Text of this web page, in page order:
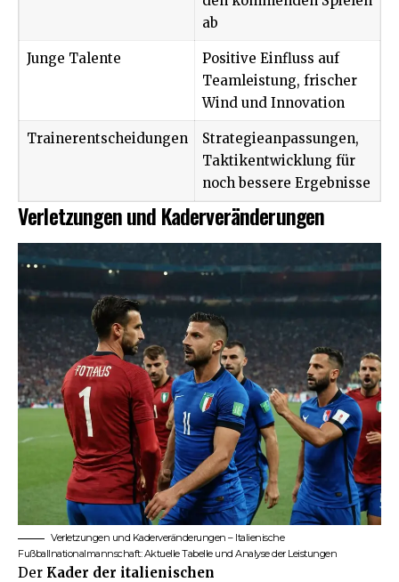
ab
Junge Talente
Positive Einfluss auf
Teamleistung, frischer
Wind und Innovation
Trainerentscheidungen
Strategieanpassungen,
Taktikentwicklung für
noch bessere Ergebnisse
Verletzungen und Kaderveränderungen
Verletzungen und Kaderveränderungen – Italienische
Fußballnationalmannschaft: Aktuelle Tabelle und Analyse der Leistungen
Der Kader der italienischen